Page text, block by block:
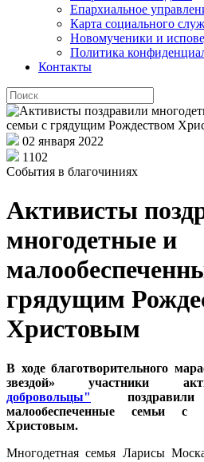
Епархиальное
Карта социального
Новомученики и
Политика
Контакты
02 января 2022
1102
События в благочиниях
Активисты
многодетные и
грядущим
Христовым
В ходе благотворительного
звездой» участники
добровольцы"
малообеспеченные семьи с
Христовым.
Многодетная семья Ларисы